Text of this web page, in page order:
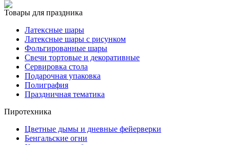
Товары для праздника
Латексные шары
Латексные шары с рисунком
Фольгированные шары
Свечи тортовые и декоративные
Сервировка стола
Подарочная упаковка
Полиграфия
Праздничная тематика
Пиротехника
Цветные дымы и дневные фейерверки
Бенгальские огни